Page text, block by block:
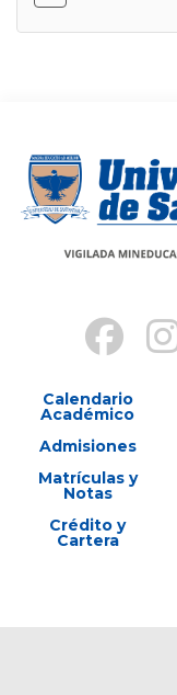
Calendario
Académico
Admisiones
Matrículas y
Notas
Crédito y
Cartera